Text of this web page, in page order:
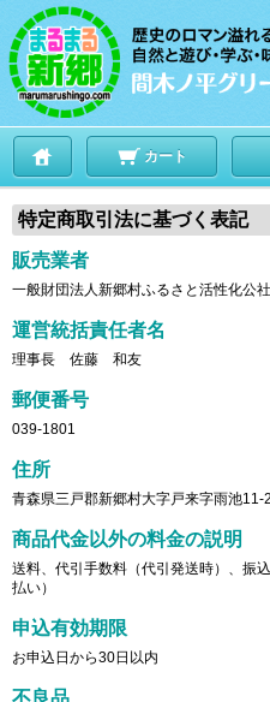
カート
特定商取引法に基づく表記
販売業者
一般財団法人新郷村ふるさと活性化公社
運営統括責任者名
理事長 佐藤 和友
郵便番号
039-1801
住所
青森県三戸郡新郷村大字戸来字雨池11-2
商品代金以外の料金の説明
送料、代引手数料（代引発送時）、振
払い）
申込有効期限
お申込日から30日以内
不良品